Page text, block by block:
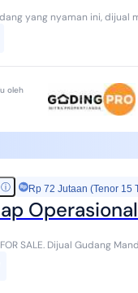
hun...
oleh
ⓘ Rp 72 Jutaan (Tenor 15
Zona: Ind...